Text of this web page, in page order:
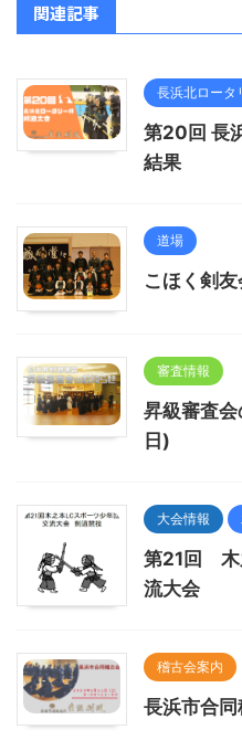
関連記事
長浜北ロータ
第20回 長
結果
道場
こほく剣友
審査情報
昇級審査
日)
大会情報
第21回 木
流大会
稽古会案内
長浜市合同